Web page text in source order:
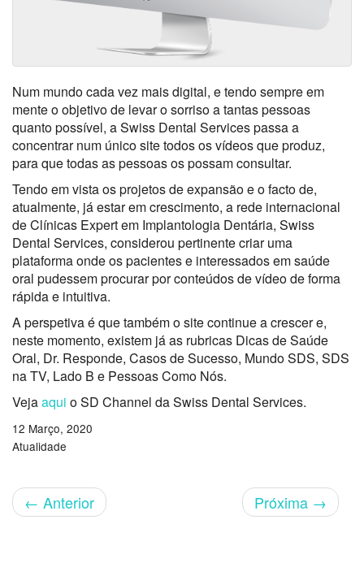
Num mundo cada vez mais digital, e tendo sempre em
mente o objetivo de levar o sorriso a tantas pessoas
quanto possível, a Swiss Dental Services passa a
concentrar num único site todos os vídeos que produz,
para que todas as pessoas os possam consultar.
Tendo em vista os projetos de expansão e o facto de,
atualmente, já estar em crescimento, a rede internacional
de Clínicas Expert em Implantologia Dentária, Swiss
Dental Services, considerou pertinente criar uma
plataforma onde os pacientes e interessados em saúde
oral pudessem procurar por conteúdos de vídeo de forma
rápida e intuitiva.
A perspetiva é que também o site continue a crescer e,
neste momento, existem já as rubricas Dicas de Saúde
Oral, Dr. Responde, Casos de Sucesso, Mundo SDS, SDS
na TV, Lado B e Pessoas Como Nós.
Vejaaqui o SD Channel da Swiss Dental Services.
12 Março, 2020
Atualidade
← Anterior Próxima →